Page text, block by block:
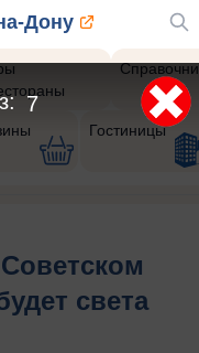
Дону
Гостиницы
света
5